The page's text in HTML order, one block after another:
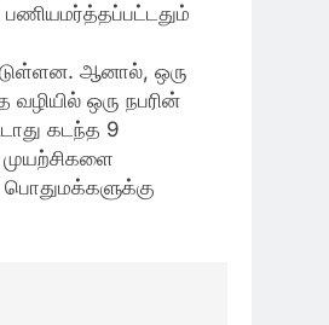
ஆனால், ஒரு
ஒரு நபரின்
கடந்த 9